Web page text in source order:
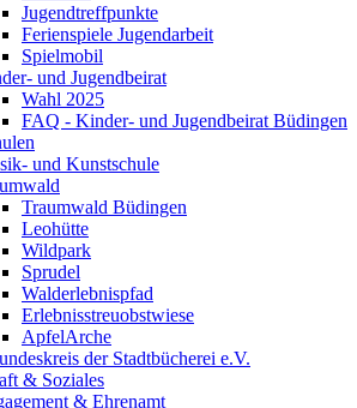
Jugendtreffpunkte
Ferienspiele Jugendarbeit
Spielmobil
und Jugendbeirat
Wahl 2025
FAQ - Kinder- und Jugendbeirat Büdingen
und Kunstschule
Traumwald Büdingen
Leohütte
Wildpark
Sprudel
Walderlebnispfad
Erlebnisstreuobstwiese
ApfelArche
der Stadtbücherei e.V.
& Soziales
& Ehrenamt